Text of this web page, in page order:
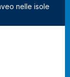
nelle isole